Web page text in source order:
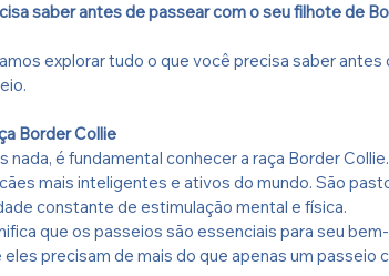
saber antes de passear com o seu filhote de
explorar tudo o que você precisa saber
Border Collie
nada, é fundamental conhecer a raça Border
mais inteligentes e ativos do mundo. São
constante de estimulação mental e física.
que os passeios são essenciais para seu
precisam de mais do que apenas um passeio